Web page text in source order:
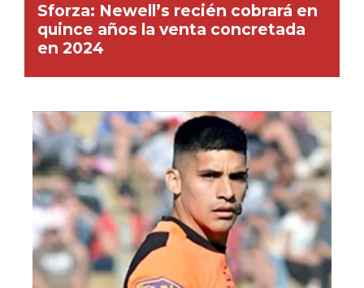
Sforza: Newell’s recién cobrará en
quince años la venta concretada
en 2024